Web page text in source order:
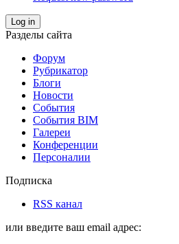
Log in
Разделы сайта
Форум
Рубрикатор
Блоги
Новости
События
События BIM
Галереи
Конференции
Персоналии
Подписка
RSS канал
или введите ваш email адрес: